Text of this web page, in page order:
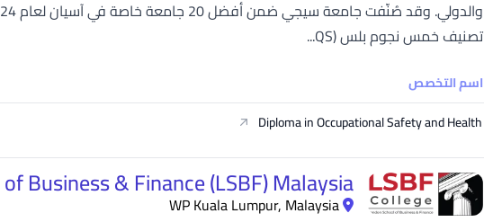
تصنيف خمس نجوم بلس (QS...
اسم التخصص
Diploma in Occupational Safety and Health
Business & Finance (LSBF) Malaysia
WP Kuala Lumpur, Malaysia